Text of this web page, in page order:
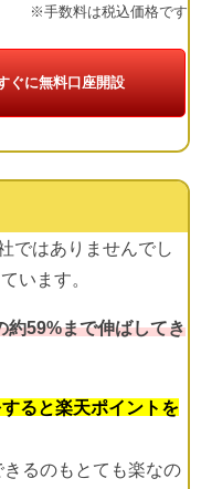
※手数料は税込価格です
ぐに無料口座開設
ではありませんでし
います。
約59%まで伸ばしてき
ると楽天ポイントを
るのもとても楽なの